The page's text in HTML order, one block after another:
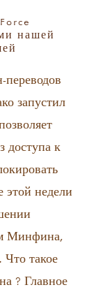
нашей
запустил
доступа к
этой недели
Минфина,
Что такое
? Главное